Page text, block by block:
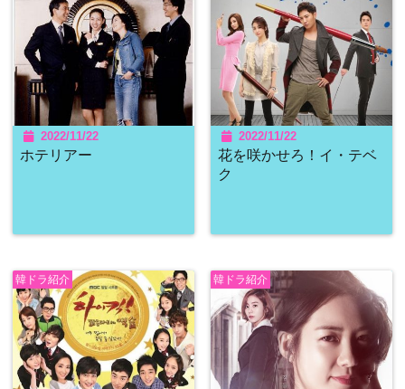
2022/11/22
ホテリアー
2022/11/22
花を咲かせろ！イ・テベ
ク
韓ドラ紹介 韓ドラ紹介